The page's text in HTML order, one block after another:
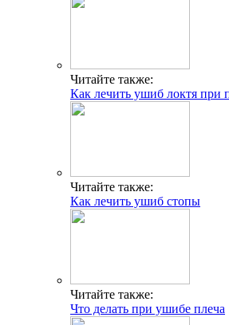
Читайте также:
Как лечить ушиб локтя при
Читайте также:
Как лечить ушиб стопы
Читайте также:
Что делать при ушибе плеча